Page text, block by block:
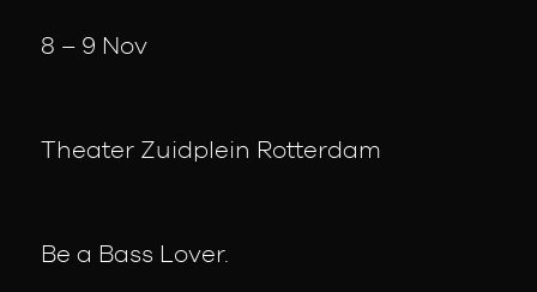
8 – 9 Nov
Theater Zuidplein Rotterdam
Be a Bass Lover.